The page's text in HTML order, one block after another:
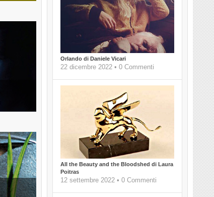
Orlando di Daniele Vicari
22 dicembre 2022 • 0 Commenti
All the Beauty and the Bloodshed di Laura
Poitras
12 settembre 2022 • 0 Commenti